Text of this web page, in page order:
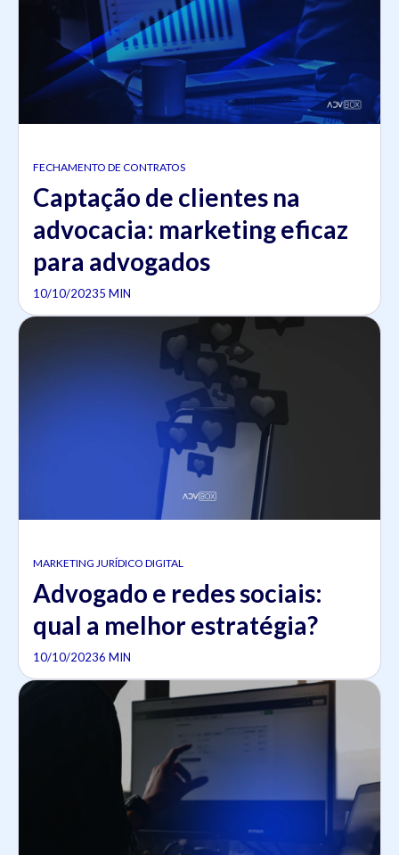
FECHAMENTO DE CONTRATOS
Captação de clientes na
advocacia: marketing eficaz
para advogados
10/10/20235 MIN
MARKETING JURÍDICO DIGITAL
Advogado e redes sociais:
qual a melhor estratégia?
10/10/20236 MIN